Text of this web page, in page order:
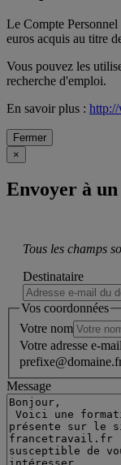
Le Compte
euros acquis au titre
Vous pouvez les
recherche d'emploi.
En savoir plus :
Fermer
×
Envoyer à
Tous les champs
Destinataire
Vos coordonnées
Votre nom
Votre adresse e-mail
Message